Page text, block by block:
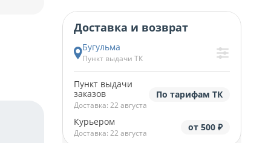
Доставка и возврат
Бугульма
Пункт выдачи ТК
Пункт выдачи
заказов
Доставка: 22 августа
По тарифам ТК
Курьером
Доставка: 22 августа
от 500 ₽